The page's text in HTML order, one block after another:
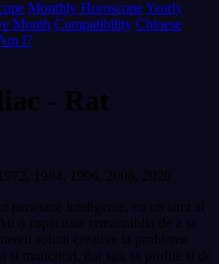
Monthly HoroscopeYearly
Month Compatibility Chinese
I?
- Rat
1984, 1996, 2008, 2020
inteligente, cu un simt al
o capacitate remarcabila de a se
solutii creative la probleme
si muncitori, dar stiu sa profite si de